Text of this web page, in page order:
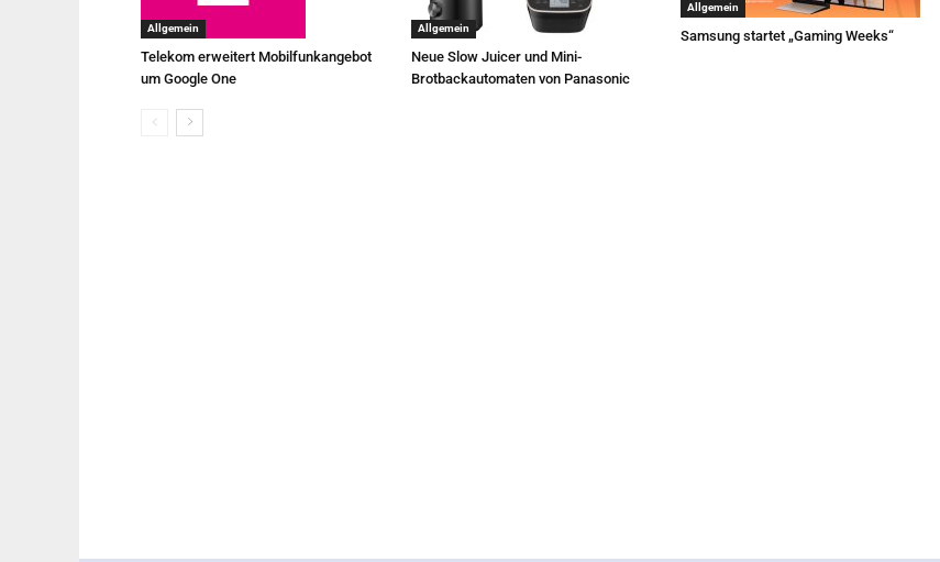
Allgemein
Telekom erweitert Mobilfunkangebot
um Google One
Allgemein
Neue Slow Juicer und Mini-
Brotbackautomaten von Panasonic
Allgemein
Samsung startet „Gaming Weeks“